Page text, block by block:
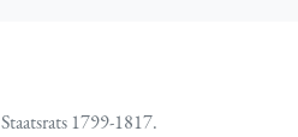
1799-1817.